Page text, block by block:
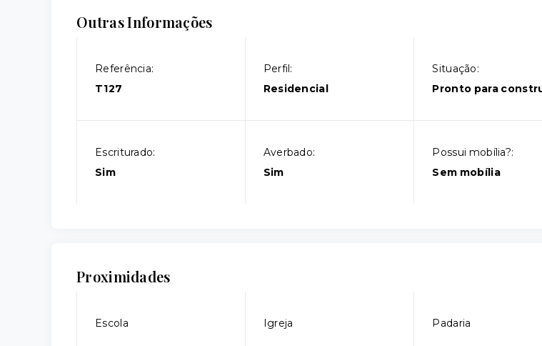
Outras Informações
Referência:
T127
Perfil:
Residencial
Situação:
Pronto para
Escriturado:
Sim
Averbado:
Sim
Possui mobília?:
Sem mobília
Proximidades
Escola Igreja Padaria